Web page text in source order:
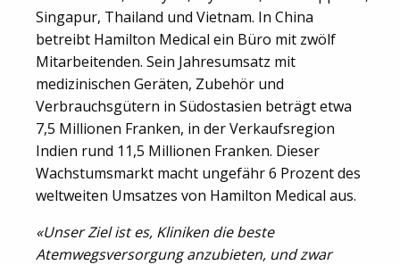
Singapur, Thailand und Vietnam. In China
betreibt Hamilton Medical ein Büro mit zwölf
Mitarbeitenden. Sein Jahresumsatz mit
medizinischen Geräten, Zubehör und
Verbrauchsgütern in Südostasien beträgt etwa
7,5 Millionen Franken, in der Verkaufsregion
Indien rund 11,5 Millionen Franken. Dieser
Wachstumsmarkt macht ungefähr 6 Prozent des
weltweiten Umsatzes von Hamilton Medical aus.
«Unser Ziel ist es, Kliniken die beste
Atemwegsversorgung anzubieten, und zwar